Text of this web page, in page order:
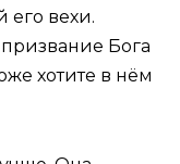
его вехи.
Бога
хотите в нём